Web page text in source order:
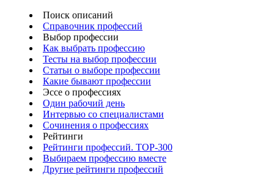
Поиск описаний
Справочник профессий
Выбор профессии
Как выбрать профессию
Тесты на выбор профессии
Статьи о выборе профессии
Какие бывают профессии
Эссе о профессиях
Один рабочий день
Интервью со специалистами
Сочинения о профессиях
Рейтинги
Рейтинги профессий. TOP-300
Выбираем профессию вместе
Другие рейтинги профессий